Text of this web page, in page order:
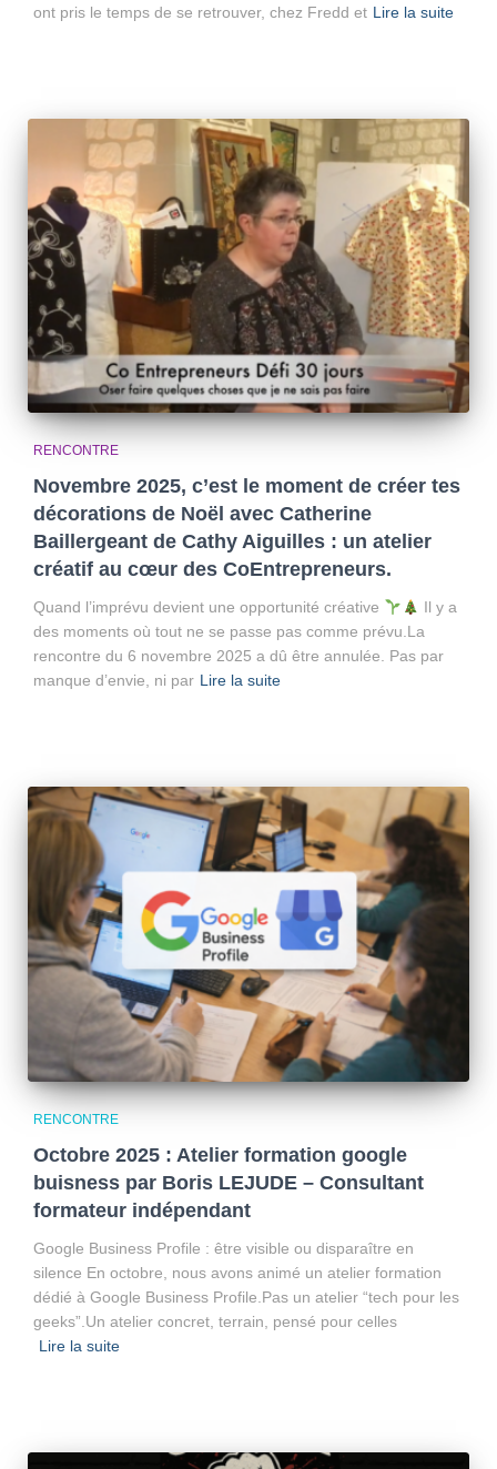
ont pris le temps de se retrouver, chez Fredd et Lire la suite
RENCONTRE
Novembre 2025, c’est le moment de créer tes
décorations de Noël avec Catherine
Baillergeant de Cathy Aiguilles : un atelier
créatif au cœur des CoEntrepreneurs.
Quand l’imprévu devient une opportunité créative
Il y a
des moments où tout ne se passe pas comme prévu.La
rencontre du 6 novembre 2025 a dû être annulée. Pas par
manque d’envie, ni par Lire la suite
RENCONTRE
Octobre 2025 : Atelier formation google
buisness par Boris LEJUDE – Consultant
formateur indépendant
Google Business Profile : être visible ou disparaître en
silence En octobre, nous avons animé un atelier formation
dédié à Google Business Profile.Pas un atelier “tech pour les
geeks”.Un atelier concret, terrain, pensé pour celles
Lire la suite